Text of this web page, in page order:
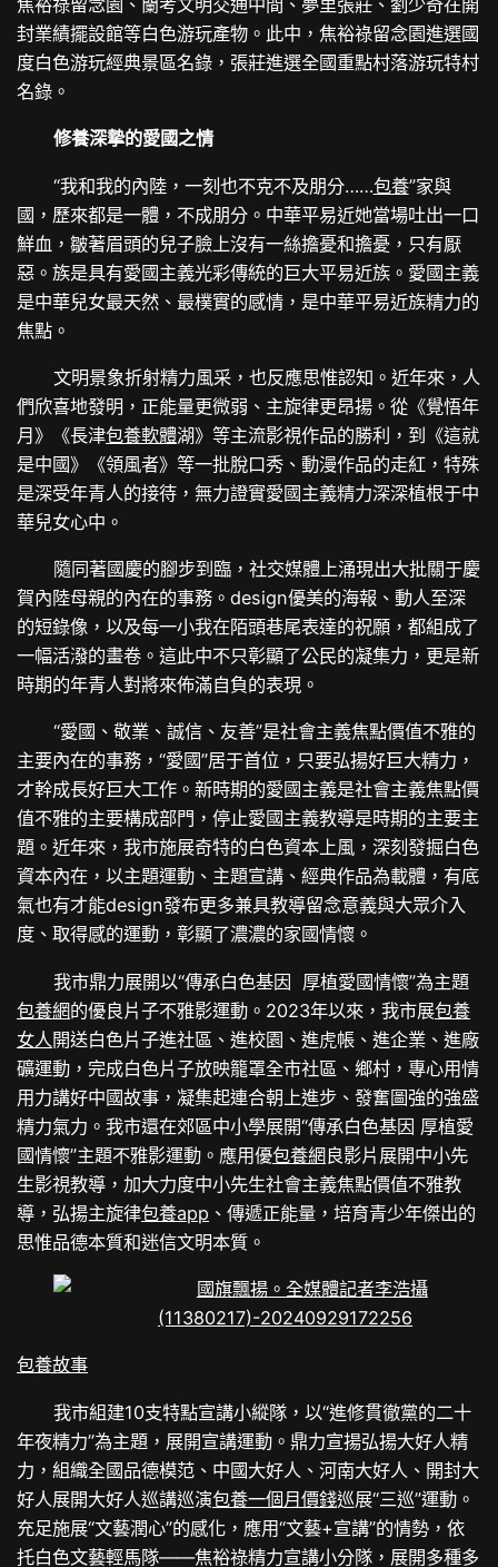
焦裕祿留念園、蘭考文明交通中間、夢里張莊、劉少奇在開
封業績擺設館等白色游玩產物。此中，焦裕祿留念園進選國
度白色游玩經典景區名錄，張莊進選全國重點村落游玩特村
名錄。
修養深摯的愛國之情
“我和我的內陸，一刻也不克不及朋分……包養”家與
國，歷來都是一體，不成朋分。中華平易近她當場吐出一口
鮮血，皺著眉頭的兒子臉上沒有一絲擔憂和擔憂，只有厭
惡。族是具有愛國主義光彩傳統的巨大平易近族。愛國主義
是中華兒女最天然、最樸實的感情，是中華平易近族精力的
焦點。
文明景象折射精力風采，也反應思惟認知。近年來，人
們欣喜地發明，正能量更微弱、主旋律更昂揚。從《覺悟年
月》《長津包養軟體湖》等主流影視作品的勝利，到《這就
是中國》《領風者》等一批脫口秀、動漫作品的走紅，特殊
是深受年青人的接待，無力證實愛國主義精力深深植根于中
華兒女心中。
隨同著國慶的腳步到臨，社交媒體上涌現出大批關于慶
賀內陸母親的內在的事務。design優美的海報、動人至深
的短錄像，以及每一小我在陌頭巷尾表達的祝願，都組成了
一幅活潑的畫卷。這此中不只彰顯了公民的凝集力，更是新
時期的年青人對將來佈滿自負的表現。
“愛國、敬業、誠信、友善”是社會主義焦點價值不雅的
主要內在的事務，“愛國”居于首位，只要弘揚好巨大精力，
才幹成長好巨大工作。新時期的愛國主義是社會主義焦點價
值不雅的主要構成部門，停止愛國主義教導是時期的主要主
題。近年來，我市施展奇特的白色資本上風，深刻發掘白色
資本內在，以主題運動、主題宣講、經典作品為載體，有底
氣也有才能design發布更多兼具教導留念意義與大眾介入
度、取得感的運動，彰顯了濃濃的家國情懷。
我市鼎力展開以“傳承白色基因 厚植愛國情懷”為主題
包養網的優良片子不雅影運動。2023年以來，我市展包養
女人開送白色片子進社區、進校園、進虎帳、進企業、進廠
礦運動，完成白色片子放映籠罩全市社區、鄉村，專心用情
用力講好中國故事，凝集起連合朝上進步、發奮圖強的強盛
精力氣力。我市還在郊區中小學展開“傳承白色基因 厚植愛
國情懷”主題不雅影運動。應用優包養網良影片展開中小先
生影視教導，加大力度中小先生社會主義焦點價值不雅教
導，弘揚主旋律包養app 、傳遞正能量，培育青少年傑出的
思惟品德本質和迷信文明本質。
包養故事
我市組建10支特點宣講小縱隊，以“進修貫徹黨的二十
年夜精力”為主題，展開宣講運動。鼎力宣揚弘揚大好人精
力，組織全國品德模范、中國大好人、河南大好人、開封大
好人展開大好人巡講巡演包養一個月價錢巡展“三巡”運動。
充足施展“文藝潤心”的感化，應用“文藝+宣講”的情勢，依
托白色文藝輕馬隊——焦裕祿精力宣講小分隊，展開多種多